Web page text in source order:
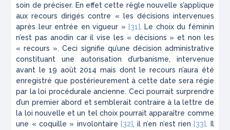
soin de préciser. En effet cette règle nouvelle s’applique
aux recours dirigés contre « les décisions intervenues
après leur entrée en vigueur » [31]. Le choix du féminin
n’est pas anodin car il vise les « décisions » et non les
« recours ». Ceci signifie qu’une décision administrative
constituant une autorisation d’urbanisme, intervenue
avant le 19 août 2014 mais dont le recours n’aura été
enregistré que postérieurement à cette date sera régie
par la loi procédurale ancienne. Ceci pourrait surprendre
d’un premier abord et semblerait contraire à la lettre de
la loi nouvelle et un tel choix pourrait apparaître comme
une « coquille » involontaire [32], il n’en n’est rien [33]. Il